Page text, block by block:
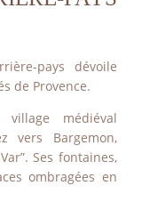
pays dévoile
de Provence.
médiéval
vers Bargemon,
Ses fontaines,
ombragées en